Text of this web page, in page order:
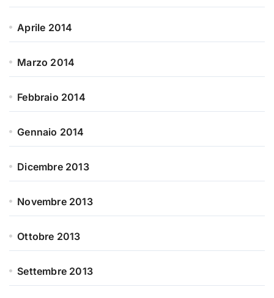
Aprile 2014
Marzo 2014
Febbraio 2014
Gennaio 2014
Dicembre 2013
Novembre 2013
Ottobre 2013
Settembre 2013